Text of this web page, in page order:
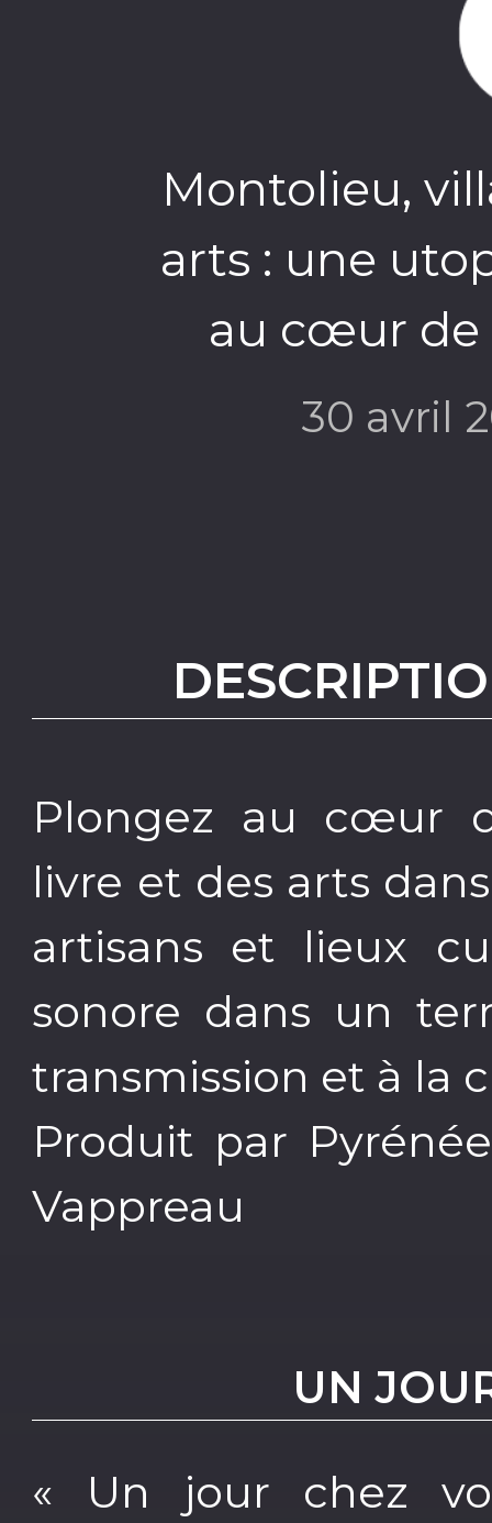
Montolieu,
arts : une
au cœur de
30 avril
Plongez au cœur
livre et des arts
artisans et lieux
sonore dans un
transmission et à la
Produit par
Vappreau
UN
« Un jour chez